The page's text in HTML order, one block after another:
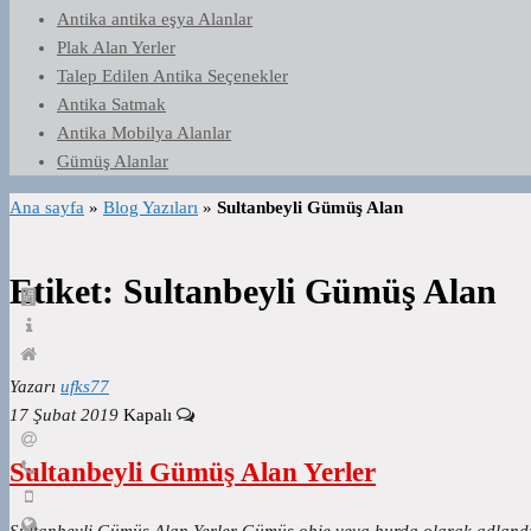
Antika antika eşya Alanlar
Plak Alan Yerler
Talep Edilen Antika Seçenekler
Antika Satmak
Antika Mobilya Alanlar
Gümüş Alanlar
Ana sayfa » Blog Yazıları » Sultanbeyli Gümüş Alan
Etiket: Sultanbeyli Gümüş Alan
Yazarı ufks77
17 Şubat 2019 Kapalı
Sultanbeyli Gümüş Alan Yerler